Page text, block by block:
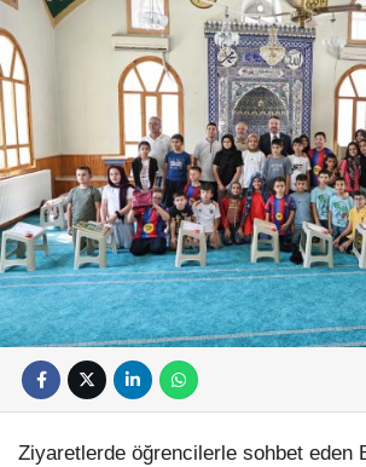
Ziyaretlerde öğrencilerle sohbet eden